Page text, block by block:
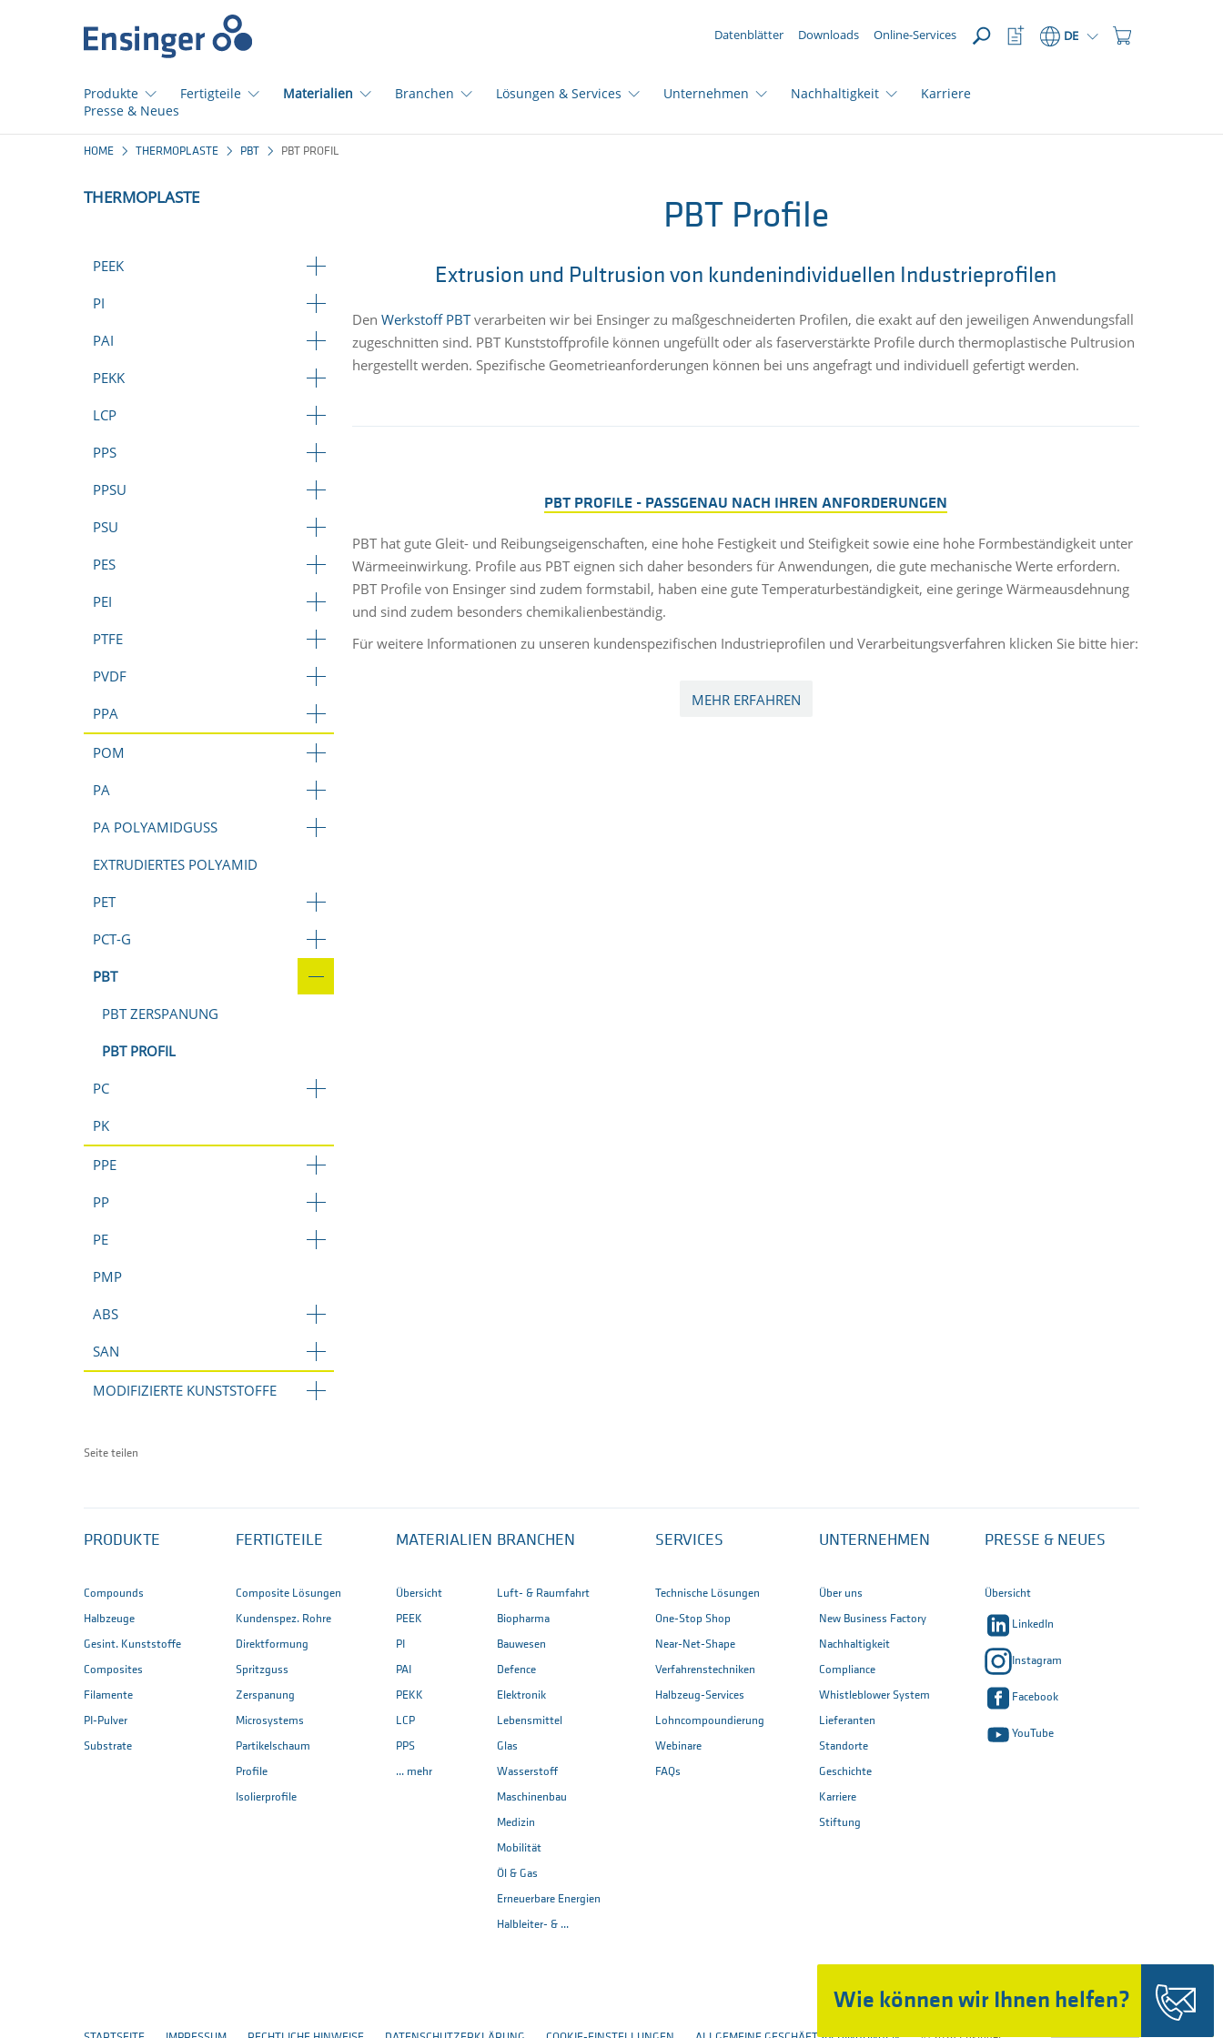
Datenblätter Downloads Online-Services
Einkaufswagen
DE
Watchlist
Button
Produkte Fertigteile Materialien Branchen Lösungen & Services Unternehmen Nachhaltigkeit
Karriere
Presse & Neues
Wie können wir Ihnen helfen?
HOME THERMOPLASTE PBT PBT PROFIL
THERMOPLASTE
PEEK
PI
PAI
PEKK
LCP
PPS
PPSU
PSU
PES
PEI
PTFE
PVDF
PPA
POM
PA
PA POLYAMIDGUSS
EXTRUDIERTES POLYAMID
PET
PCT-G
PBT
PBT ZERSPANUNG
PBT PROFIL
PC
PK
PPE
PP
PE
PMP
ABS
SAN
MODIFIZIERTE KUNSTSTOFFE
PBT Profile
Extrusion und Pultrusion von kundenindividuellen Industrieprofilen
Den Werkstoff PBTverarbeiten wir bei Ensinger zu maßgeschneiderten Profilen, die exakt auf den jeweiligen Anwendungsfall
zugeschnitten sind. PBT Kunststoffprofile können ungefüllt oder als faserverstärkte Profile durch thermoplastische Pultrusion
hergestellt werden. Spezifische Geometrieanforderungen können bei uns angefragt und individuell gefertigt werden.
PBT PROFILE - PASSGENAU NACH IHREN ANFORDERUNGEN
PBT hat gute Gleit- und Reibungseigenschaften, eine hohe Festigkeit und Steifigkeit sowie eine hohe Formbeständigkeit unter
Wärmeeinwirkung. Profile aus PBT eignen sich daher besonders für Anwendungen, die gute mechanische Werte erfordern.
PBT Profile von Ensinger sind zudem formstabil, haben eine gute Temperaturbeständigkeit, eine geringe Wärmeausdehnung
und sind zudem besonders chemikalienbeständig.
Für weitere Informationen zu unseren kundenspezifischen Industrieprofilen und Verarbeitungsverfahren klicken Sie bitte hier:
MEHR ERFAHREN
Seite teilen
PRODUKTE
Compounds
Halbzeuge
Gesint. Kunststoffe
Composites
Filamente
PI-Pulver
Substrate
FERTIGTEILE
Composite Lösungen
Kundenspez. Rohre
Direktformung
Spritzguss
Zerspanung
Microsystems
Partikelschaum
Profile
Isolierprofile
MATERIALIEN
Übersicht
PEEK
PI
PAI
PEKK
LCP
PPS
... mehr
BRANCHEN
Luft- & Raumfahrt
Biopharma
Bauwesen
Defence
Elektronik
Lebensmittel
Glas
Wasserstoff
Maschinenbau
Medizin
Mobilität
Öl & Gas
Erneuerbare Energien
Halbleiter- & ...
SERVICES
Technische Lösungen
One-Stop Shop
Near-Net-Shape
Verfahrenstechniken
Halbzeug-Services
Lohncompoundierung
Webinare
FAQs
UNTERNEHMEN
Über uns
New Business Factory
Nachhaltigkeit
Compliance
Whistleblower System
Lieferanten
Standorte
Geschichte
Karriere
Stiftung
PRESSE & NEUES
Übersicht
LinkedIn
Instagram
Facebook
YouTube
drucken